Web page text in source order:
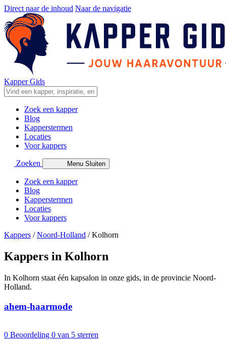
Direct naar de inhoud Naar de navigatie
Kapper Gids
Zoek een kapper
Blog
Kapperstermen
Locaties
Voor kappers
Zoeken Menu Sluiten
Zoek een kapper
Blog
Kapperstermen
Locaties
Voor kappers
Kappers /Noord-Holland /Kolhorn
Kappers in Kolhorn
In Kolhorn staat één kapsalon in onze gids, in de provincie Noord-
Holland.
ahem-haarmode
0 Beoordeling 0 van 5 sterren